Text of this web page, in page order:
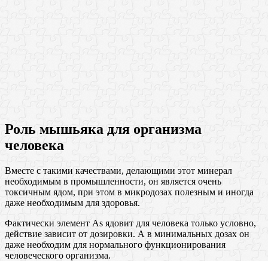
Роль мышьяка для организма
человека
Вместе с такими качествами, делающими этот минерал
необходимым в промышленности, он является очень
токсичным ядом, при этом в микродозах полезным и иногда
даже необходимым для здоровья.
Фактически элемент As ядовит для человека только условно,
действие зависит от дозировки. А в минимальных дозах он
даже необходим для нормального функционирования
человеческого организма.